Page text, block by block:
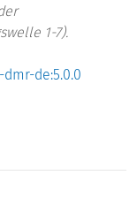
1-7).
de:5.0.0